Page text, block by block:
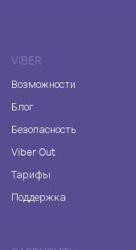
VIBER
Возможности
Блог
Безопасность
Viber Out
Тарифы
Поддержка